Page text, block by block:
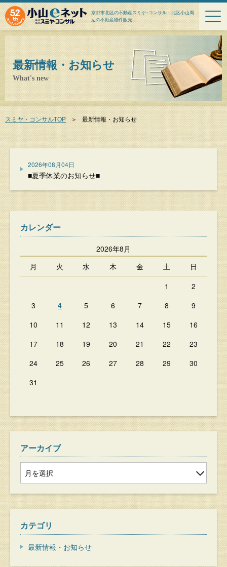
京都市北区の不動産スミヤ･コンサル－北区小山周
辺の不動産物件販売
最新情報・お知らせ
What's new
スミヤ・コンサルTOP ＞ 最新情報・お知らせ
2026年08月04日
■夏季休業のお知らせ■
カレンダー
2026年8月
月
火 水 木 金 土
日
1
2
3
4 5 6 7 8
9
10
11 12 13 14 15
16
17
18 19 20 21 22
23
24
25 26 27 28 29
30
31
アーカイブ
カテゴリ
最新情報・お知らせ